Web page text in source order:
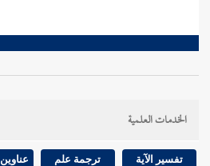
الخدمات العلمية
تفسير الآية ترجمة علم